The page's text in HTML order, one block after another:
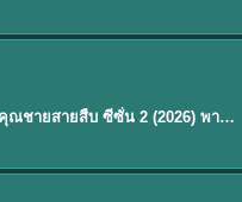
Flex X Cop 2 คุณชายสายสืบ ซีซั่น 2 (2026) พากย์ไทย ซับไทย EP.1-14